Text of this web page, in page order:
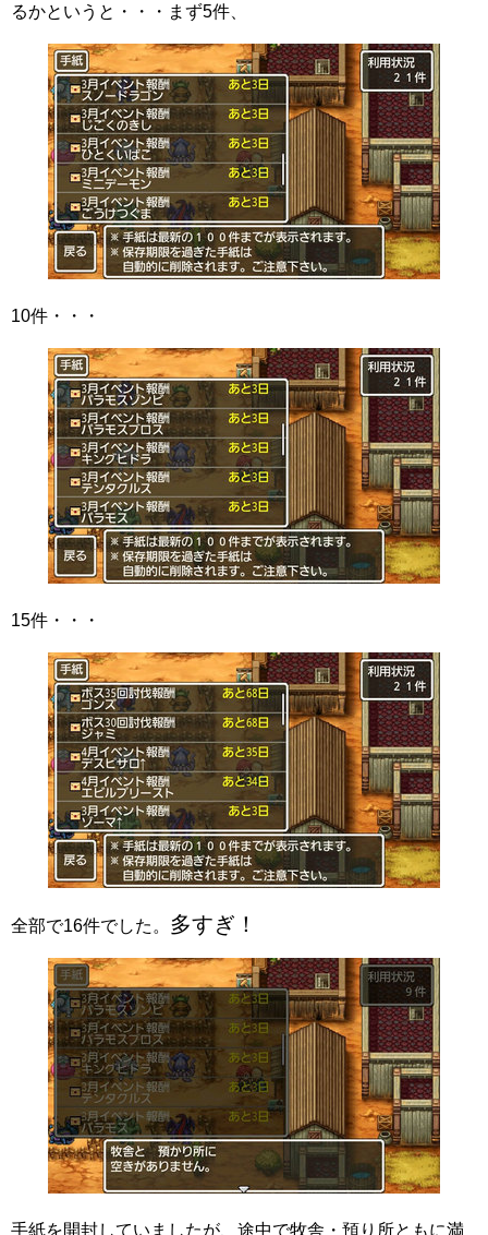
るかというと・・・まず5件、
10件・・・
15件・・・
全部で16件でした。 多すぎ！
手紙を開封していましたが、途中で牧舎・預り所ともに満